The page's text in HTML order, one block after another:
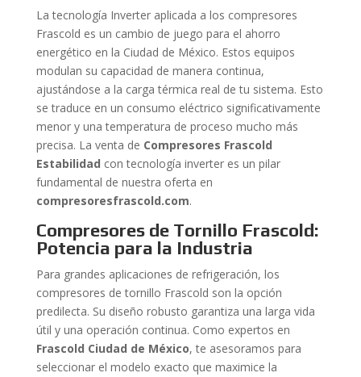
La tecnología Inverter aplicada a los compresores
Frascold es un cambio de juego para el ahorro
energético en la Ciudad de México. Estos equipos
modulan su capacidad de manera continua,
ajustándose a la carga térmica real de tu sistema. Esto
se traduce en un consumo eléctrico significativamente
menor y una temperatura de proceso mucho más
precisa. La venta de Compresores Frascold
Estabilidad con tecnología inverter es un pilar
fundamental de nuestra oferta en
compresoresfrascold.com.
Compresores de Tornillo Frascold:
Potencia para la Industria
Para grandes aplicaciones de refrigeración, los
compresores de tornillo Frascold son la opción
predilecta. Su diseño robusto garantiza una larga vida
útil y una operación continua. Como expertos en
Frascold Ciudad de México, te asesoramos para
seleccionar el modelo exacto que maximice la